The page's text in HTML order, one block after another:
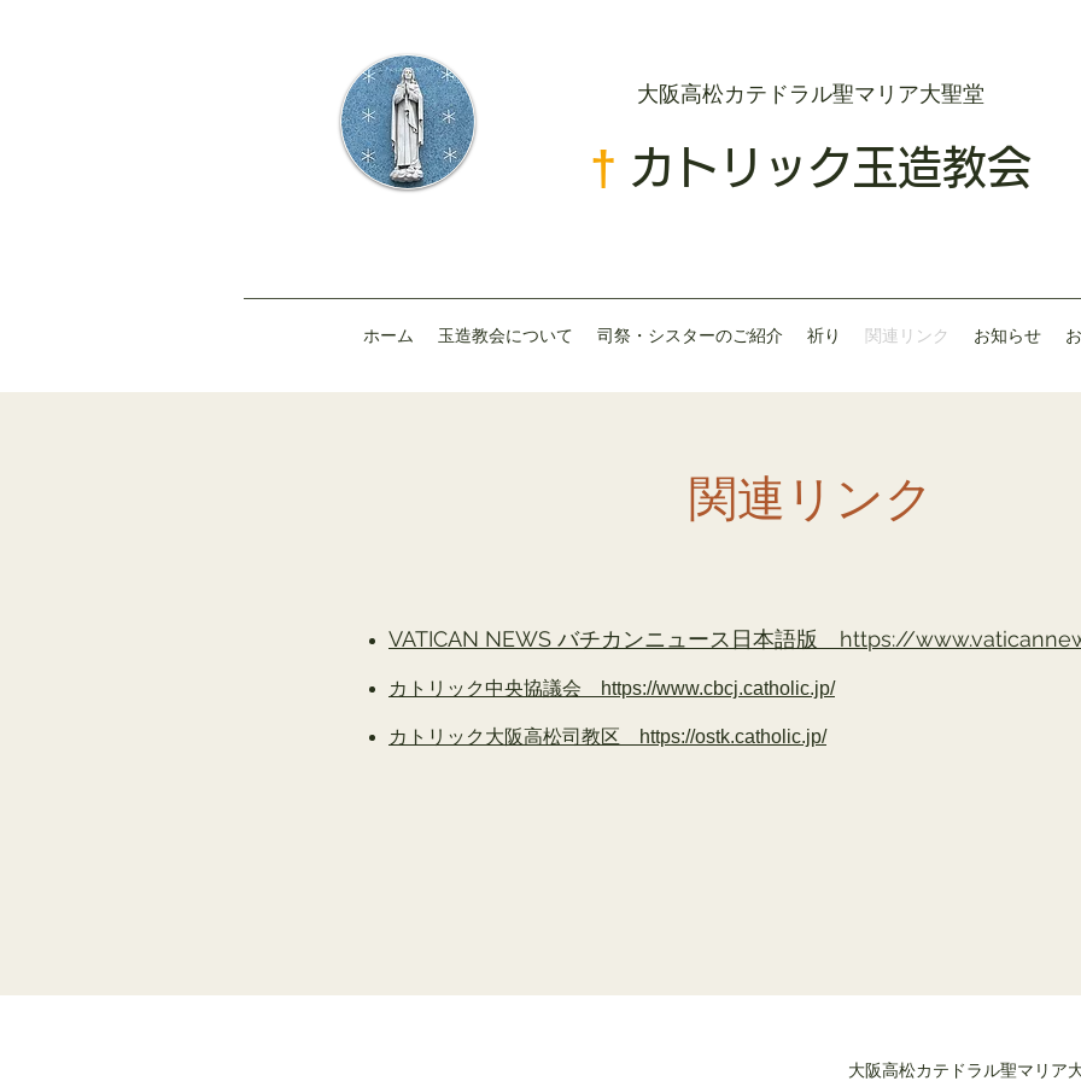
​大阪高松カテドラル聖マリア大聖堂
† カトリック玉造教会
ホーム 玉造教会について 司祭・シスターのご紹介 祈り 関連リンク お知らせ
関連リンク
VATICAN NEWS バチカンニュース日本語版 https://
カトリック中央協議会 https://www.cbcj.catholic.jp/
​カトリック大阪高松司教区 https://ostk.catholic.jp/
大阪高松カテドラル聖マリア